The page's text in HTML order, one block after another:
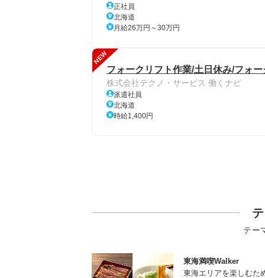
正社員
北海道
月給26万円～30万円
NEW
フォークリフト作業/土日休み/フォ
株式会社テクノ・サービス 働くナビ
派遣社員
北海道
時給1,400円
テー
東海満喫Walker
東海エリアを楽しむた